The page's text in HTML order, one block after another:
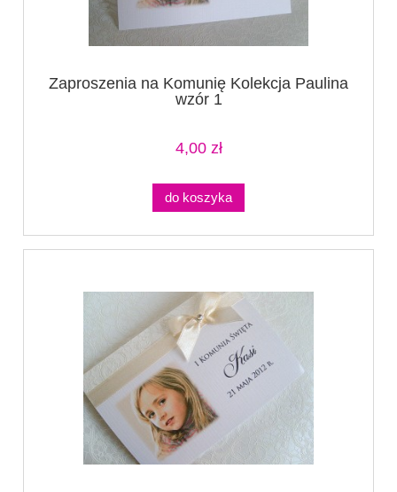
Zaproszenia na Komunię Kolekcja Paulina
wzór 1
4,00 zł
do koszyka